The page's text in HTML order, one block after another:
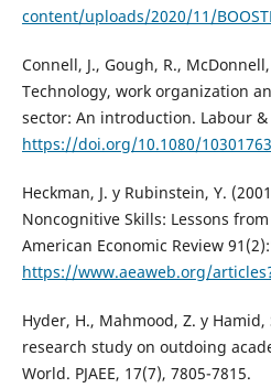
content/uploads/2020/11/
Connell, J., Gough, R.,
Technology, work organization
sector: An introduction. Labour
https://doi.org/10.1080/
Heckman, J. y Rubinstein, Y.
Noncognitive Skills: Lessons
American Economic Review
https://www.aeaweb.org/
Hyder, H., Mahmood, Z. y Hamid,
research study on outdoing
World. PJAEE, 17(7), 7805-7815.